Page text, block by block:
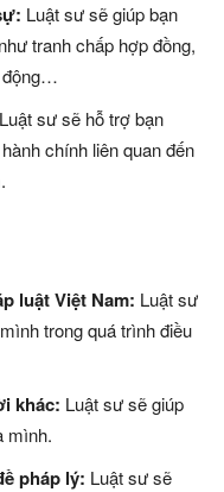
Luật sư sẽ giúp bạn
tranh chấp hợp đồng,
động…
Luật sư sẽ hỗ trợ bạn
chính liên quan đến
luật Việt Nam: Luật sư
trong quá trình điều
khác: Luật sư sẽ giúp
mình.
pháp lý: Luật sư sẽ